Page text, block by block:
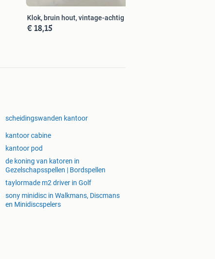
Klok, bruin hout, vintage-achtig
€ 18,15
scheidingswanden kantoor
kantoor cabine
kantoor pod
de koning van katoren in
Gezelschapsspellen | Bordspellen
taylormade m2 driver in Golf
sony minidisc in Walkmans, Discmans
en Minidiscspelers